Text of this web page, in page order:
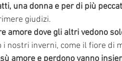
una donna e per di più
giudizi.
amore dove gli altri vedono
nostri inverni, come il fiore di
amore e perdono vanno